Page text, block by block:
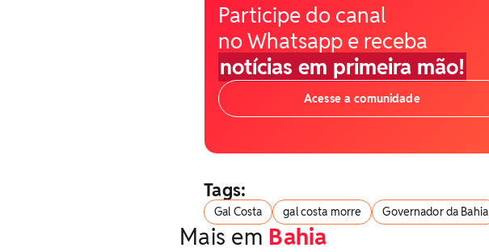
Participe do canal
no Whatsapp e receba
notícias em primeira mão!
Acesse a comunidade
Tags:
Gal Costa gal costa morre Governador da Bahia
Mais em Bahia